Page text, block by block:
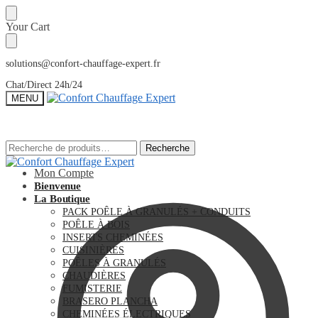
Sauter
à
la
navigation
Skip
to
content
Your Cart
solutions@confort-chauffage-expert.fr
Chat/Direct 24h/24
MENU
Recherche
pour :
Recherche
Mon Compte
Recherche
pour :
Recherche
Bienvenue
La Boutique
PACK POÊLE À GRANULÉS + CONDUITS
POÊLE À BOIS
INSERTS CHEMINÉES
CUISINIÈRES
POÊLES À GRANULÉS
CHAUDIÈRES
FUMISTERIE
BRASERO PLANCHA
CHEMINÉES ÉLECTRIQUES